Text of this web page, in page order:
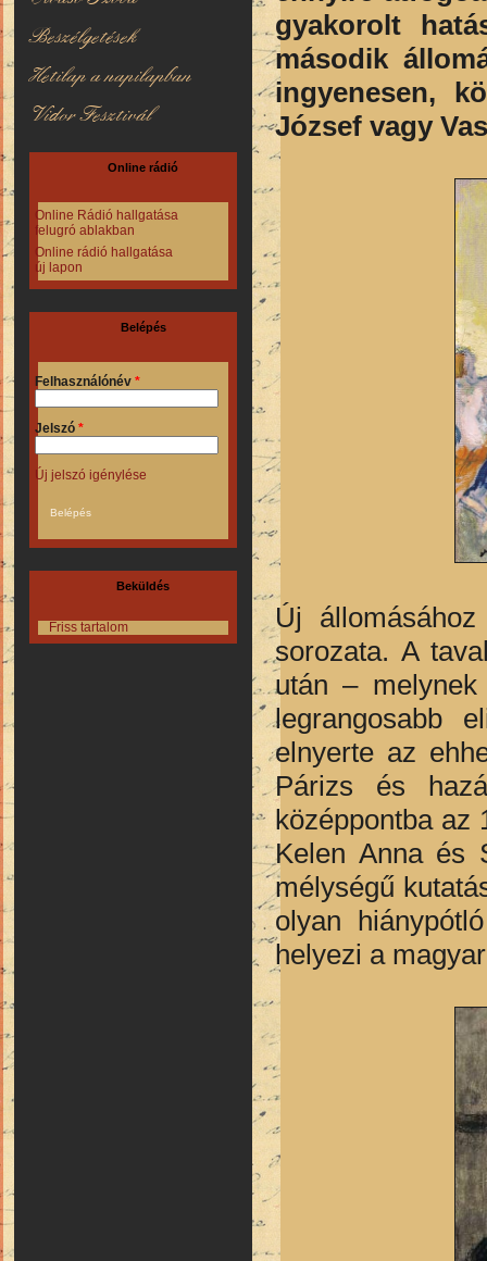
Beszélgetések
Hetilap a napilapban
Vidor Fesztivál
Online rádió
Online Rádió hallgatása
felugró ablakban
Online rádió hallgatása
új lapon
Belépés
Felhasználónév *
Jelszó *
Új jelszó igénylése
Beküldés
Friss tartalom
gyakorolt
második
ingyenesen,
József vagy
Új
sorozata. A
után –
legrangosabb
elnyerte az
Párizs és
középpontba az
Kelen Anna és
mélységű
olyan
helyezi a